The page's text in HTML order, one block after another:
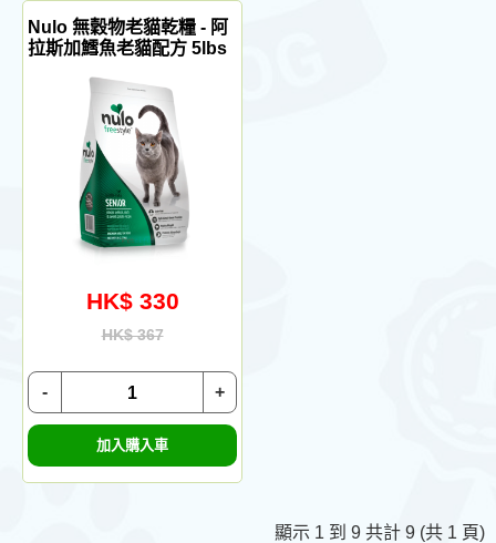
Nulo 無穀物老貓乾糧 - 阿
拉斯加鱈魚老貓配方 5lbs
HK$ 330
HK$ 367
+
-
加入購入車
顯示 1 到 9 共計 9 (共 1 頁)